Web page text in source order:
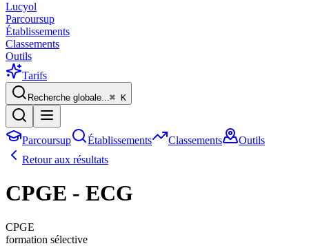
Lucyol
Parcoursup
Établissements
Classements
Outils
Tarifs
Recherche globale...⌘ K
Parcoursup Établissements Classements
Outils
Retour aux résultats
CPGE - ECG
CPGE
formation sélective